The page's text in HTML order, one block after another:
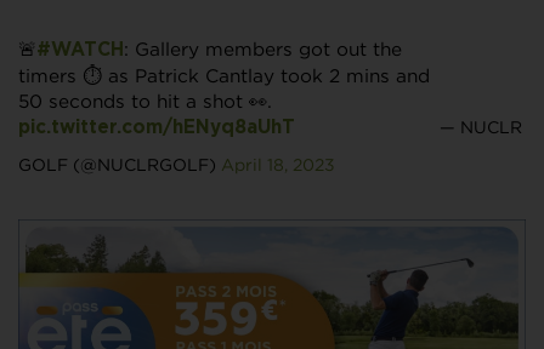
🚨 #WATCH : Gallery members got out the
timers ⏱️ as Patrick Cantlay took 2 mins and
50 seconds to hit a shot 👀.
pic.twitter.com/hENyq8aUhT — NUCLR
GOLF (@NUCLRGOLF) April 18, 2023